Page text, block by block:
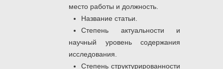
место работы и должность.
Название статьи.
Степень актуальности и
научный уровень содержания
исследования.
Степень структурированности